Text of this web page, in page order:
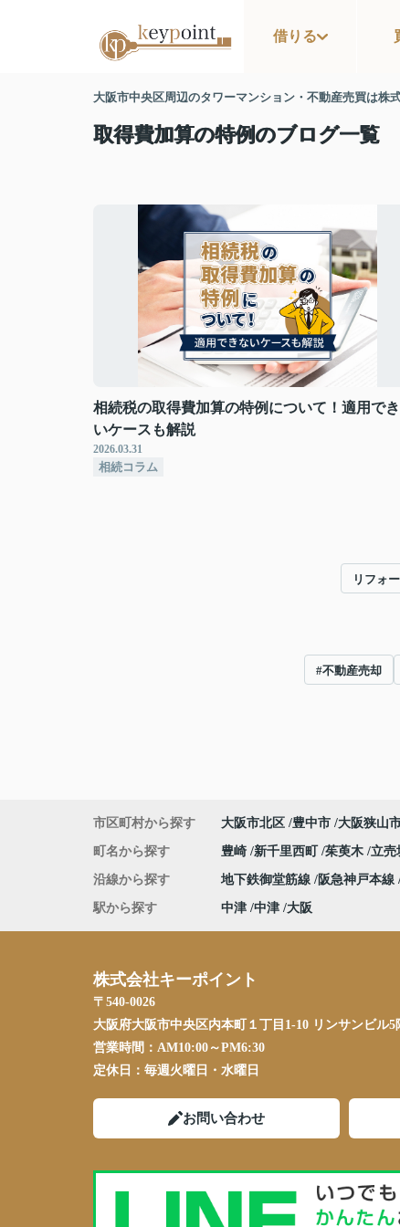
借りる
大阪市中央区周辺のタワーマンション・不動産売買は株
取得費加算の特例のブログ一覧
相続税の取得費加算の特例について！適用で
いケースも解説
2026.03.31
相続コラム
リフォ
#不動産売却
市区町村から探す 大阪市北区 豊中市 大阪狭山
町名から探す 豊崎 新千里西町 茱萸木 立売
沿線から探す 地下鉄御堂筋線 阪急神戸本線
駅から探す 中津 中津 大阪
株式会社キーポイント
〒540-0026
大阪府大阪市中央区内本町１丁目1-10 リンサンビル5
営業時間： AM10:00～PM6:30
定休日： 毎週火曜日・水曜日
お問い合わせ